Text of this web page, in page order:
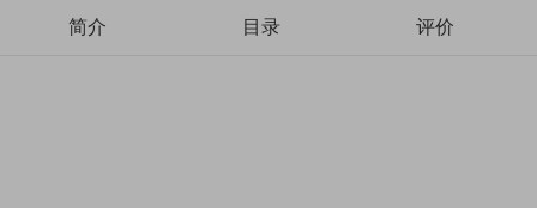
简介 目录 评价